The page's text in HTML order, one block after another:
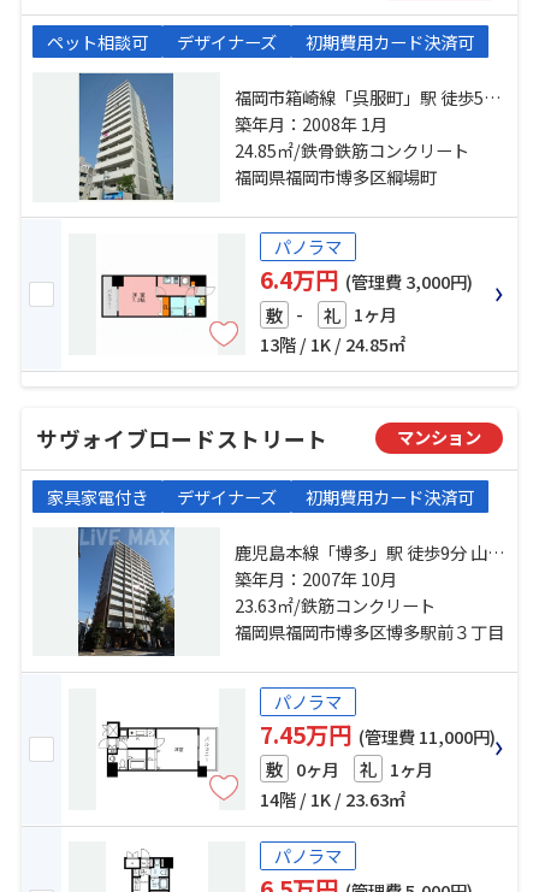
ペット相談可 デザイナーズ 初期費用カード決済可
福岡市箱崎線「呉服町」駅 徒歩5分
福岡市空港線「中洲川端」駅 徒歩5
分 福岡市空港線「祇園」駅 徒歩13
分
築年月：2008年 1月
24.85㎡/鉄骨鉄筋コンクリート
福岡県福岡市博多区綱場町
パノラマ
6.4万円 (管理費 3,000円)
敷 - 礼 1ヶ月
13階 / 1K / 24.85㎡
サヴォイブロードストリート マンション
家具家電付き デザイナーズ 初期費用カード決済可
鹿児島本線「博多」駅 徒歩9分 山陽
新幹線「博多」駅 徒歩9分 西鉄大牟
田線「薬院」駅 徒歩20分
築年月：2007年 10月
23.63㎡/鉄筋コンクリート
福岡県福岡市博多区博多駅前３丁目
パノラマ
7.45万円 (管理費 11,000円)
敷 0ヶ月 礼 1ヶ月
14階 / 1K / 23.63㎡
パノラマ